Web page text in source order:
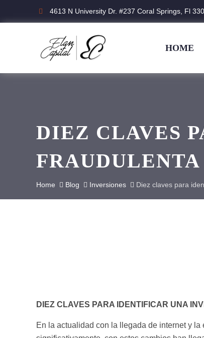
4613 N University Dr. #237 Coral Springs, Fl
HOME
DIEZ CLAVES
FRAUDULENTA
Home Blog Inversiones Diez claves para
DIEZ CLAVES PARA IDENTIFICAR UNA
En la actualidad con la llegada de internet y